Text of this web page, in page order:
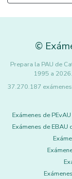
©
Prepara la PAU de
1995 a
37.270.187
Exámenes de
Exámenes de EBAU